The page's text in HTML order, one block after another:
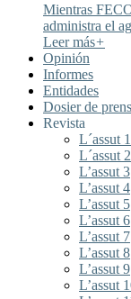
Mientras
administra el
Leer más+
Opinión
Informes
Entidades
Dosier de
Revista
L´assut 1
L´assut 2
L’assut 3
L’assut 4
L’assut 5
L’assut 6
L’assut 7
L’assut 8
L’assut 9
L’assut